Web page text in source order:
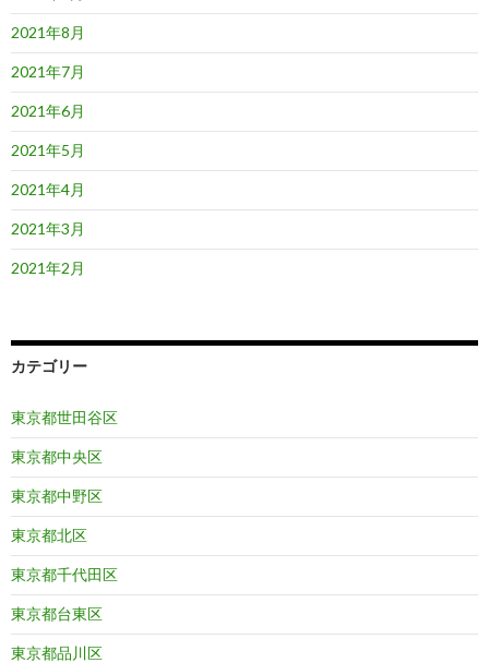
2021年8月
2021年7月
2021年6月
2021年5月
2021年4月
2021年3月
2021年2月
カテゴリー
東京都世田谷区
東京都中央区
東京都中野区
東京都北区
東京都千代田区
東京都台東区
東京都品川区